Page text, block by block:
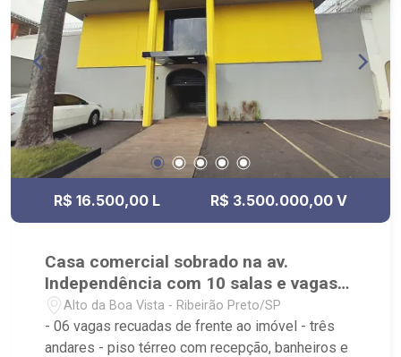
R$ 16.500,00 L R$ 3.500.000,00 V
Casa comercial sobrado na av.
Independência com 10 salas e vagas
privativas
Alto da Boa Vista - Ribeirão Preto/SP
- 06 vagas recuadas de frente ao imóvel - três
andares - piso térreo com recepção, banheiros e